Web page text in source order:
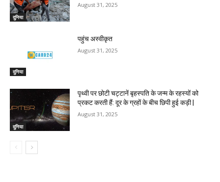
दुनिया
August 31, 2025
दुनिया
पहुंच अस्वीकृत
August 31, 2025
दुनिया
पृथ्वी पर छोटी चट्टानें बृहस्पति के जन्म के रहस्यों को
प्रकट करती हैं: दूर के ग्रहों के बीच छिपी हुई कड़ी |
August 31, 2025